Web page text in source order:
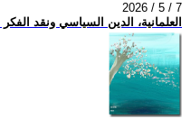
2026 / 5 / 7
العلمانية، الدين السياسي ونقد الفكر